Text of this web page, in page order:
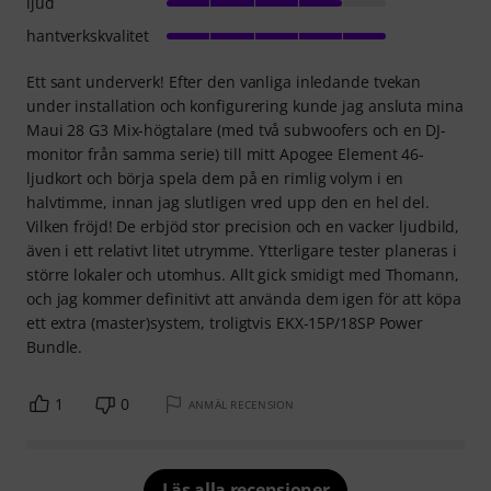
Ett sant underverk! Efter den vanliga inledande tvekan
under installation och konfigurering kunde jag ansluta mina
Maui 28 G3 Mix-högtalare (med två subwoofers och en DJ-
monitor från samma serie) till mitt Apogee Element 46-
ljudkort och börja spela dem på en rimlig volym i en
halvtimme, innan jag slutligen vred upp den en hel del.
Vilken fröjd! De erbjöd stor precision och en vacker ljudbild,
även i ett relativt litet utrymme. Ytterligare tester planeras i
större lokaler och utomhus. Allt gick smidigt med Thomann,
och jag kommer definitivt att använda dem igen för att köpa
ett extra (master)system, troligtvis EKX-15P/18SP Power
Bundle.
hantverkskvalitet
1 0 ANMÄL RECENSION